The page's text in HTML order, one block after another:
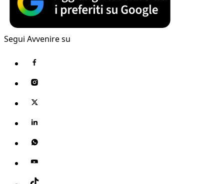
Segui Avvenire su